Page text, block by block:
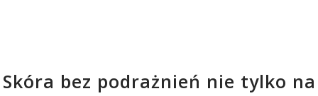
Skóra bez podrażnień nie tylko na